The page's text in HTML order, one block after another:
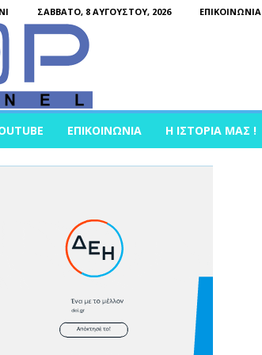
ΣΆΒΒΑΤΟ, 8 ΑΥΓΟΎΣΤΟΥ, 2026 ΕΠΙΚΟΙΝΩΝΊΑ
ΕΠΙΚΟΙΝΩΝΊΑ Η ΙΣΤΟΡΊΑ ΜΑΣ !